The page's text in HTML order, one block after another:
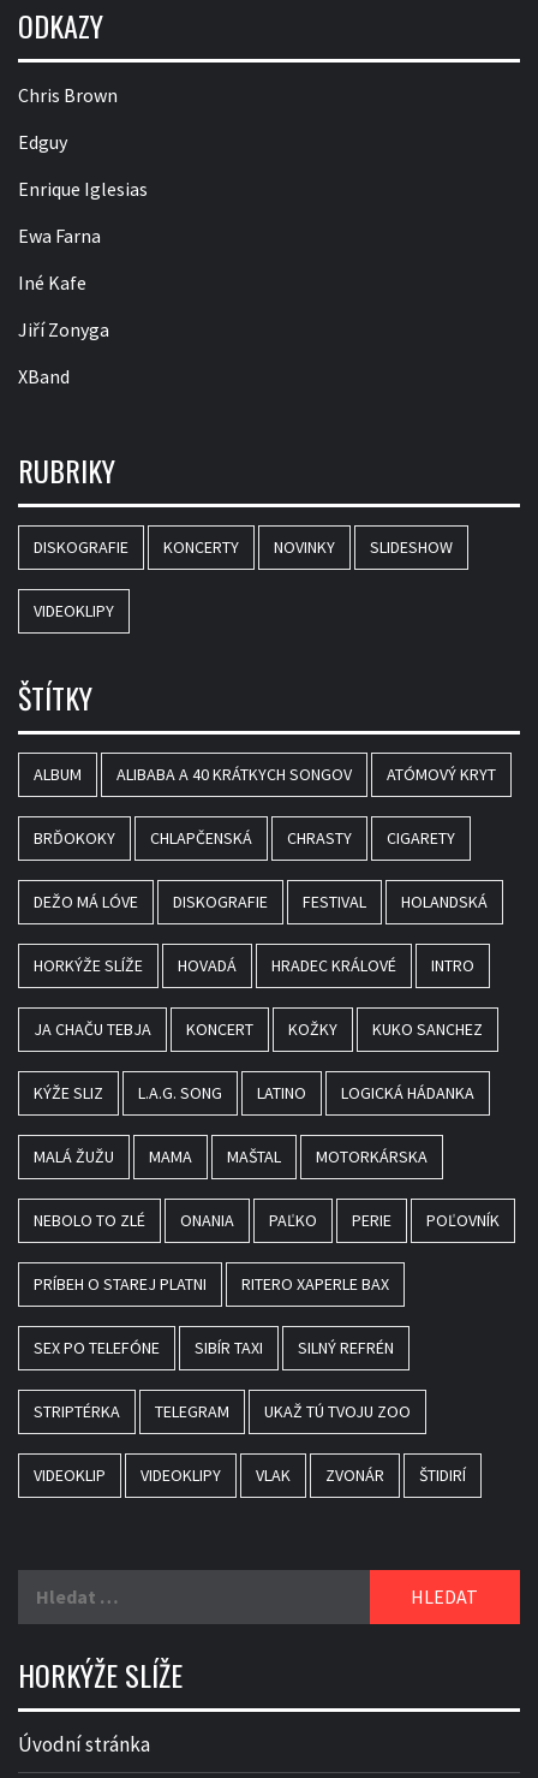
ODKAZY
Chris Brown
Edguy
Enrique Iglesias
Ewa Farna
Iné Kafe
Jiří Zonyga
XBand
RUBRIKY
DISKOGRAFIE KONCERTY NOVINKY SLIDESHOW
VIDEOKLIPY
ŠTÍTKY
ALBUM ALIBABA A 40 KRÁTKYCH SONGOV ATÓMOVÝ KRYT
BRĎOKOKY CHLAPČENSKÁ CHRASTY CIGARETY
DEŽO MÁ LÓVE DISKOGRAFIE FESTIVAL HOLANDSKÁ
HORKÝŽE SLÍŽE HOVADÁ HRADEC KRÁLOVÉ INTRO
JA CHAČU TEBJA KONCERT KOŽKY KUKO SANCHEZ
KÝŽE SLIZ L.A.G. SONG LATINO LOGICKÁ HÁDANKA
MALÁ ŽUŽU MAMA MAŠTAL MOTORKÁRSKA
NEBOLO TO ZLÉ ONANIA PAĽKO PERIE POĽOVNÍK
PRÍBEH O STAREJ PLATNI RITERO XAPERLE BAX
SEX PO TELEFÓNE SIBÍR TAXI SILNÝ REFRÉN
STRIPTÉRKA TELEGRAM UKAŽ TÚ TVOJU ZOO
VIDEOKLIP VIDEOKLIPY VLAK ZVONÁR ŠTIDIRÍ
HORKÝŽE SLÍŽE
Úvodní stránka